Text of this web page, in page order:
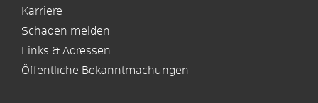
Karriere
Schaden melden
Links & Adressen
Öffentliche Bekanntmachungen